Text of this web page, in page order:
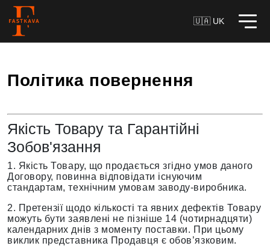
🇺🇦 UK
Політика повернення
Якість Товару та Гарантійні
Зобов'язання
1. Якість Товару, що продається згідно умов даного
Договору, повинна відповідати існуючим
стандартам, технічним умовам заводу-виробника.
2. Претензії щодо кількості та явних дефектів Товару
можуть бути заявлені не пізніше 14 (чотирнадцяти)
календарних днів з моменту поставки. При цьому
виклик представника Продавця є обов’язковим.